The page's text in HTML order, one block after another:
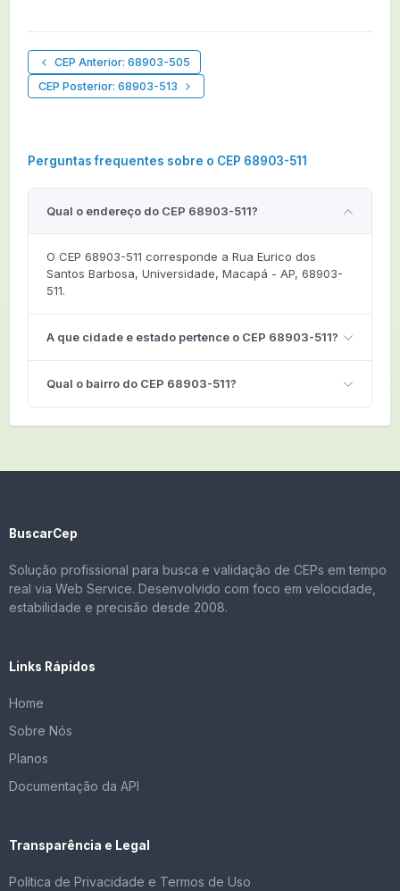
CEP Anterior: 68903-505
CEP Posterior: 68903-513
Perguntas frequentes sobre o CEP 68903-511
Qual o endereço do CEP 68903-511?
O CEP 68903-511 corresponde a Rua Eurico dos
Santos Barbosa, Universidade, Macapá - AP, 68903-
511.
A que cidade e estado pertence o CEP 68903-511?
Qual o bairro do CEP 68903-511?
BuscarCep
Solução profissional para busca e validação de CEPs em tempo
real via Web Service. Desenvolvido com foco em velocidade,
estabilidade e precisão desde 2008.
Links Rápidos
Home
Sobre Nós
Planos
Documentação da API
Transparência e Legal
Política de Privacidade e Termos de Uso